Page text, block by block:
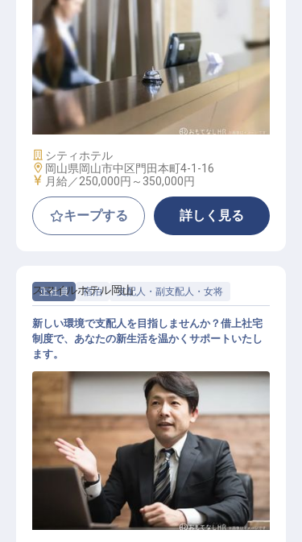
レセプショニスト
施設業態
シティホテル
勤務地
岡山県岡山市中区門田本町4-1-16
給与
月給／250,000円～ 350,000円
キープする 詳しく見る
正社員 宿泊 支配人・副支配人・女将
支配人候補
スマイルホテル岡山
新しい環境で支配人を目指しませんか？借上社宅
制度で、あなたの新生活を温かくサポートいたし
ます。